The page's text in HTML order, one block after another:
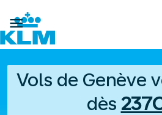

Vols de Genève
dès